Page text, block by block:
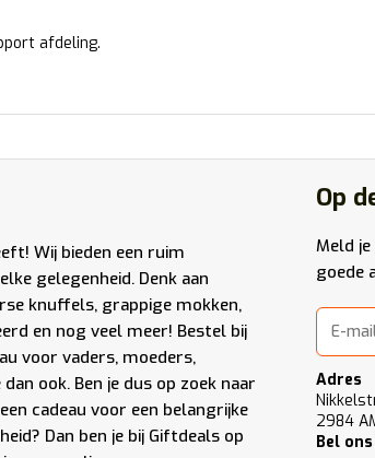
afdeling.
Wij bieden een ruim
gelegenheid. Denk aan
knuffels, grappige mokken,
en nog veel meer! Bestel bij
voor vaders, moeders,
dan ook. Ben je dus op zoek naar
cadeau voor een belangrijke
Dan ben je bij Giftdeals op
Op
Meld
goede
Adres
2984
Bel ons